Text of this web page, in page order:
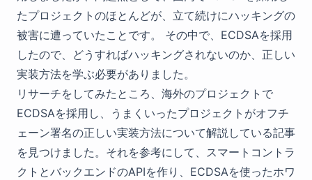
たプロジェクトのほとんどが、立て続けにハッキングの
被害に遭っていたことです。 その中で、ECDSAを採用
したので、どうすればハッキングされないのか、正しい
実装方法を学ぶ必要がありました。
リサーチをしてみたところ、海外のプロジェクトで
ECDSAを採用し、うまくいったプロジェクトがオフチ
ェーン署名の正しい実装方法について解説している記事
を見つけました。それを参考にして、スマートコントラ
クトとバックエンドのAPIを作り、ECDSAを使ったホワ